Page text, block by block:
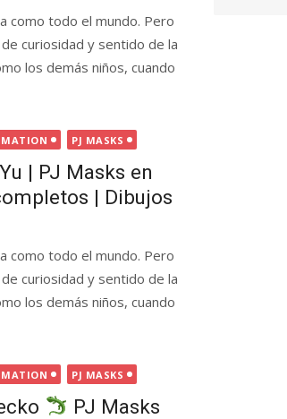
como todo el mundo. Pero
curiosidad y sentido de la
los demás niños, cuando
PJ MASKS
| PJ Masks en
| Dibujos
como todo el mundo. Pero
curiosidad y sentido de la
los demás niños, cuando
PJ MASKS
PJ Masks